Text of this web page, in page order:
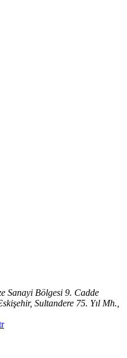
Sanayi Bölgesi 9. Cadde
Sultandere 75. Yıl Mh.,